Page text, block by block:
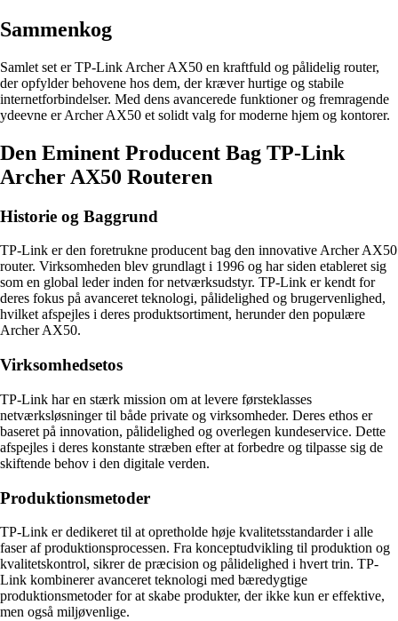
Sammenkog
Samlet set er TP-Link Archer AX50 en kraftfuld og pålidelig router,
der opfylder behovene hos dem, der kræver hurtige og stabile
internetforbindelser. Med dens avancerede funktioner og fremragende
ydeevne er Archer AX50 et solidt valg for moderne hjem og kontorer.
Den Eminent Producent Bag TP-Link
Archer AX50 Routeren
Historie og Baggrund
TP-Link er den foretrukne producent bag den innovative Archer AX50
router. Virksomheden blev grundlagt i 1996 og har siden etableret sig
som en global leder inden for netværksudstyr. TP-Link er kendt for
deres fokus på avanceret teknologi, pålidelighed og brugervenlighed,
hvilket afspejles i deres produktsortiment, herunder den populære
Archer AX50.
Virksomhedsetos
TP-Link har en stærk mission om at levere førsteklasses
netværksløsninger til både private og virksomheder. Deres ethos er
baseret på innovation, pålidelighed og overlegen kundeservice. Dette
afspejles i deres konstante stræben efter at forbedre og tilpasse sig de
skiftende behov i den digitale verden.
Produktionsmetoder
TP-Link er dedikeret til at opretholde høje kvalitetsstandarder i alle
faser af produktionsprocessen. Fra konceptudvikling til produktion og
kvalitetskontrol, sikrer de præcision og pålidelighed i hvert trin. TP-
Link kombinerer avanceret teknologi med bæredygtige
produktionsmetoder for at skabe produkter, der ikke kun er effektive,
men også miljøvenlige.